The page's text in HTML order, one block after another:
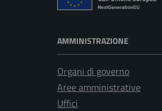
AMMINISTRAZIONE
Organi di governo
Aree amministrative
Uffici